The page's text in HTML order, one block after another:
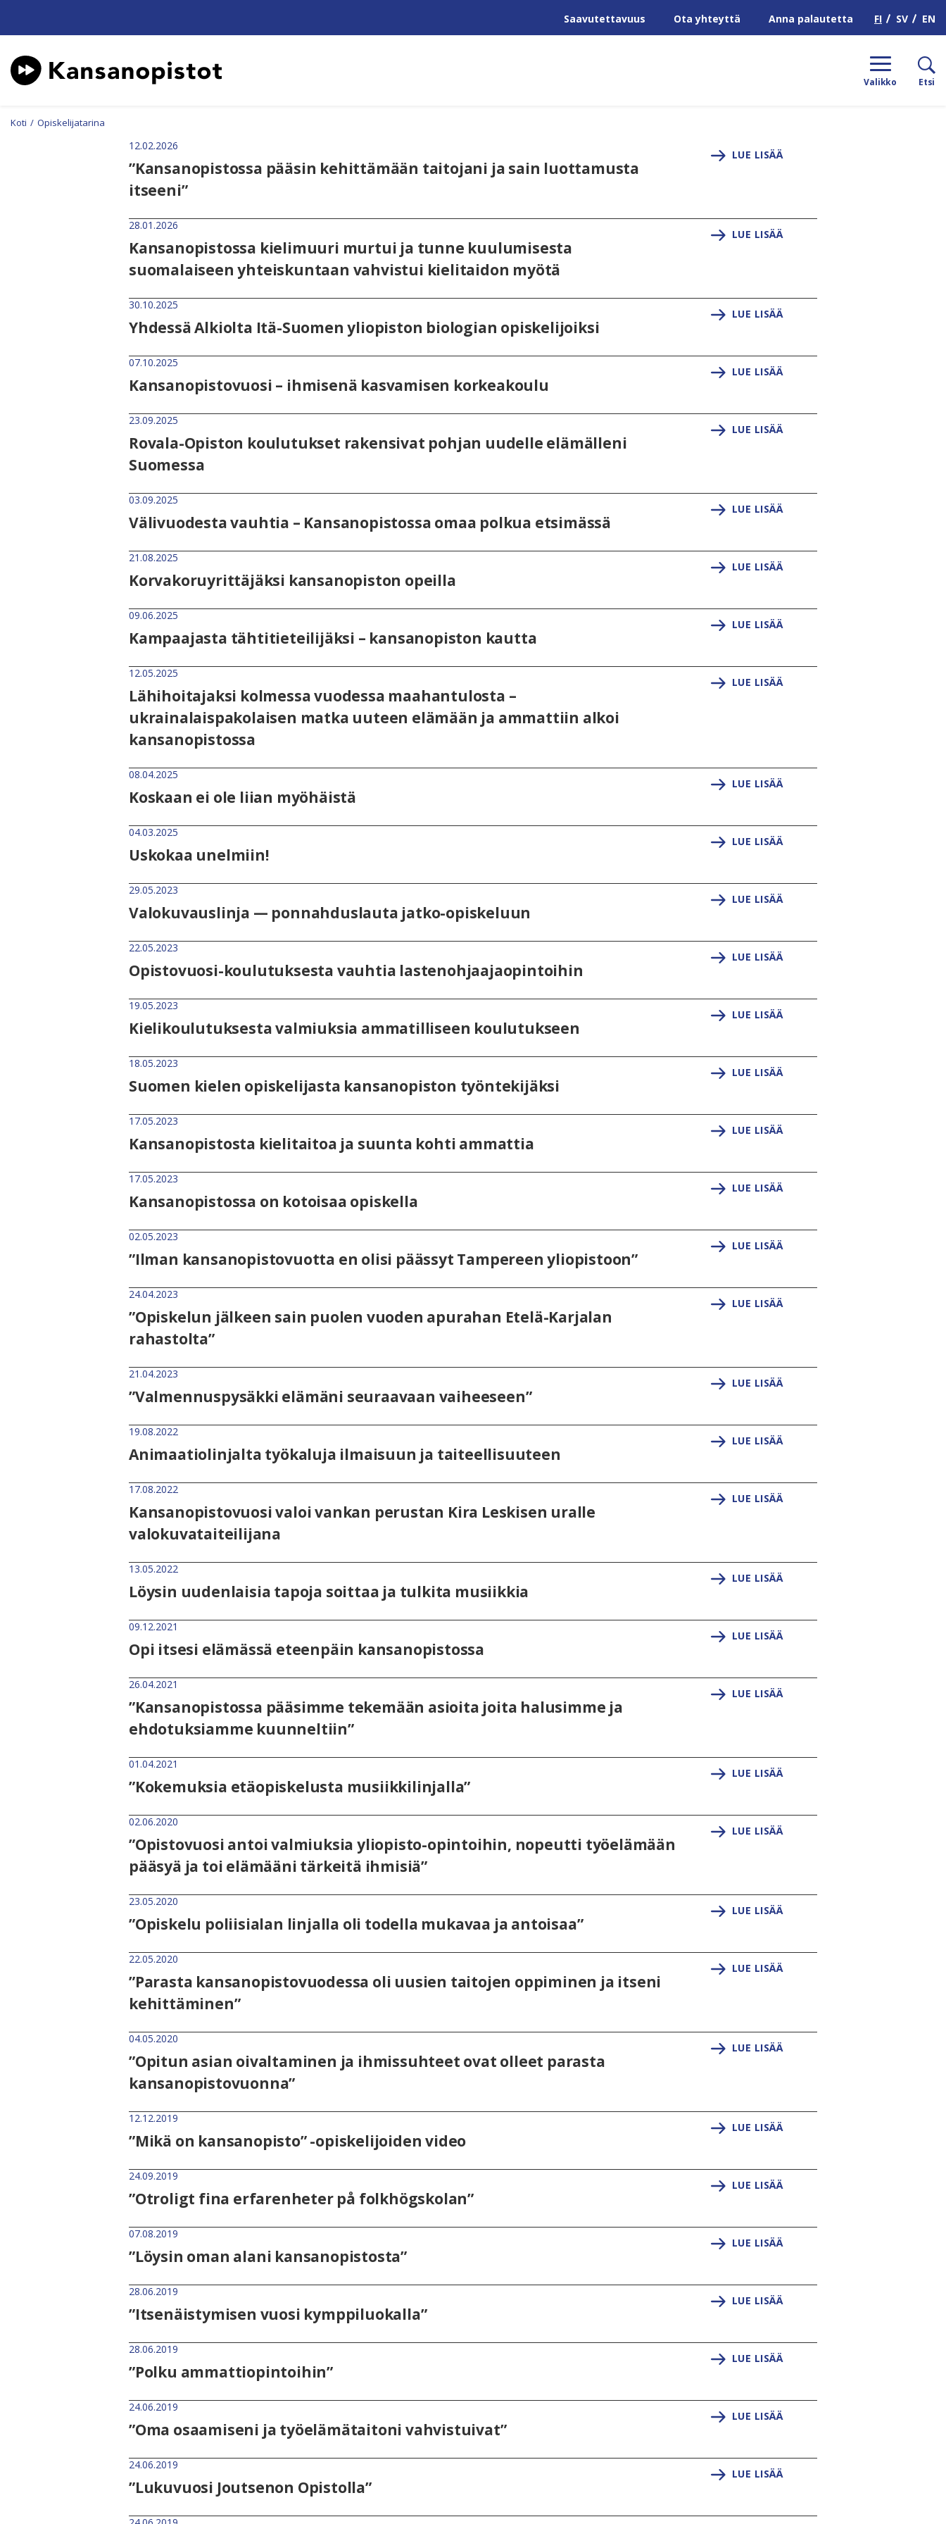
Saavutettavuus Ota yhteyttä Anna palautetta FI SV EN
Valikko Etsi
Koti / Opiskelijatarina
12.02.2026
”Kansanopistossa pääsin kehittämään taitojani ja sain luottamusta
itseeni”
LUE LISÄÄ
28.01.2026
Kansanopistossa kielimuuri murtui ja tunne kuulumisesta
suomalaiseen yhteiskuntaan vahvistui kielitaidon myötä
LUE LISÄÄ
30.10.2025
Yhdessä Alkiolta Itä-Suomen yliopiston biologian opiskelijoiksi
LUE LISÄÄ
07.10.2025
Kansanopistovuosi – ihmisenä kasvamisen korkeakoulu
LUE LISÄÄ
23.09.2025
Rovala-Opiston koulutukset rakensivat pohjan uudelle elämälleni
Suomessa
LUE LISÄÄ
03.09.2025
Välivuodesta vauhtia – Kansanopistossa omaa polkua etsimässä
LUE LISÄÄ
21.08.2025
Korvakoruyrittäjäksi kansanopiston opeilla
LUE LISÄÄ
09.06.2025
Kampaajasta tähtitieteilijäksi – kansanopiston kautta
LUE LISÄÄ
12.05.2025
Lähihoitajaksi kolmessa vuodessa maahantulosta –
ukrainalaispakolaisen matka uuteen elämään ja ammattiin alkoi
kansanopistossa
LUE LISÄÄ
08.04.2025
Koskaan ei ole liian myöhäistä
LUE LISÄÄ
04.03.2025
Uskokaa unelmiin!
LUE LISÄÄ
29.05.2023
Valokuvauslinja — ponnahduslauta jatko-opiskeluun
LUE LISÄÄ
22.05.2023
Opistovuosi-koulutuksesta vauhtia lastenohjaajaopintoihin
LUE LISÄÄ
19.05.2023
Kielikoulutuksesta valmiuksia ammatilliseen koulutukseen
LUE LISÄÄ
18.05.2023
Suomen kielen opiskelijasta kansanopiston työntekijäksi
LUE LISÄÄ
17.05.2023
Kansanopistosta kielitaitoa ja suunta kohti ammattia
LUE LISÄÄ
17.05.2023
Kansanopistossa on kotoisaa opiskella
LUE LISÄÄ
02.05.2023
”Ilman kansanopistovuotta en olisi päässyt Tampereen yliopistoon”
LUE LISÄÄ
24.04.2023
”Opiskelun jälkeen sain puolen vuoden apurahan Etelä-Karjalan
rahastolta”
LUE LISÄÄ
21.04.2023
”Valmennuspysäkki elämäni seuraavaan vaiheeseen”
LUE LISÄÄ
19.08.2022
Animaatiolinjalta työkaluja ilmaisuun ja taiteellisuuteen
LUE LISÄÄ
17.08.2022
Kansanopistovuosi valoi vankan perustan Kira Leskisen uralle
valokuvataiteilijana
LUE LISÄÄ
13.05.2022
Löysin uudenlaisia tapoja soittaa ja tulkita musiikkia
LUE LISÄÄ
09.12.2021
Opi itsesi elämässä eteenpäin kansanopistossa
LUE LISÄÄ
26.04.2021
”Kansanopistossa pääsimme tekemään asioita joita halusimme ja
ehdotuksiamme kuunneltiin”
LUE LISÄÄ
01.04.2021
”Kokemuksia etäopiskelusta musiikkilinjalla”
LUE LISÄÄ
02.06.2020
”Opistovuosi antoi valmiuksia yliopisto-opintoihin, nopeutti työelämään
pääsyä ja toi elämääni tärkeitä ihmisiä”
LUE LISÄÄ
23.05.2020
”Opiskelu poliisialan linjalla oli todella mukavaa ja antoisaa”
LUE LISÄÄ
22.05.2020
”Parasta kansanopistovuodessa oli uusien taitojen oppiminen ja itseni
kehittäminen”
LUE LISÄÄ
04.05.2020
”Opitun asian oivaltaminen ja ihmissuhteet ovat olleet parasta
kansanopistovuonna”
LUE LISÄÄ
12.12.2019
”Mikä on kansanopisto” -opiskelijoiden video
LUE LISÄÄ
24.09.2019
”Otroligt fina erfarenheter på folkhögskolan”
LUE LISÄÄ
07.08.2019
”Löysin oman alani kansanopistosta”
LUE LISÄÄ
28.06.2019
”Itsenäistymisen vuosi kymppiluokalla”
LUE LISÄÄ
28.06.2019
”Polku ammattiopintoihin”
LUE LISÄÄ
24.06.2019
”Oma osaamiseni ja työelämätaitoni vahvistuivat”
LUE LISÄÄ
24.06.2019
”Lukuvuosi Joutsenon Opistolla”
LUE LISÄÄ